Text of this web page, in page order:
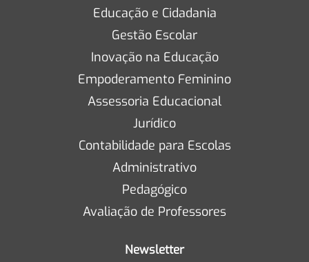
Educação e Cidadania
Gestão Escolar
Inovação na Educação
Empoderamento Feminino
Assessoria Educacional
Jurídico
Contabilidade para Escolas
Administrativo
Pedagógico
Avaliação de Professores
Newsletter